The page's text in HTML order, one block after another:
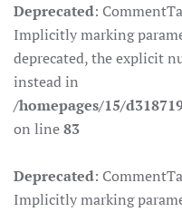
Deprecated:
Implicitly marking
deprecated, the explicit
instead in
/homepages/15/
on line83
Deprecated:
Implicitly marking